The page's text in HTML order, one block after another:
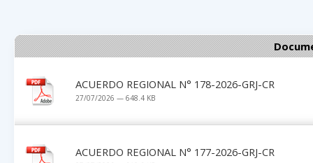
ACUERDO REGIONAL N° 178-2026-GRJ-CR
27/07/2026 — 648.4 KB
ACUERDO REGIONAL N° 177-2026-GRJ-CR